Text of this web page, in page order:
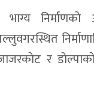
भाग्य निर्माणकाे
र